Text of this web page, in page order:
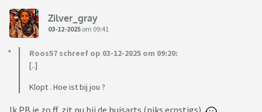
Zilver_gray
03-12-2025 om 09:41
Roos57 schreef op 03-12-2025 om 09:20:
[..]
Klopt . Hoe ist bij jou ?